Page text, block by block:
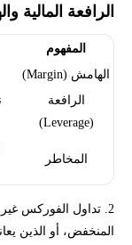
الرافعة
المفهوم
الهامش (Margin)
الرافعة
(Leverage)
المخاطر
2. تداول الفوركس
المنخفض، أو الذين